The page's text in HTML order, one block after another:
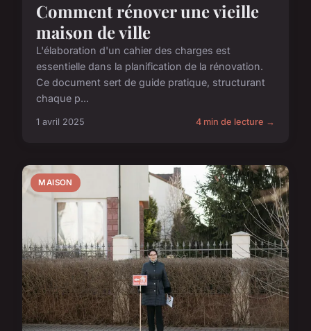
Comment rénover une vieille
maison de ville
L'élaboration d'un cahier des charges est
essentielle dans la planification de la rénovation.
Ce document sert de guide pratique, structurant
chaque p...
1 avril 2025 4 min de lecture →
MAISON